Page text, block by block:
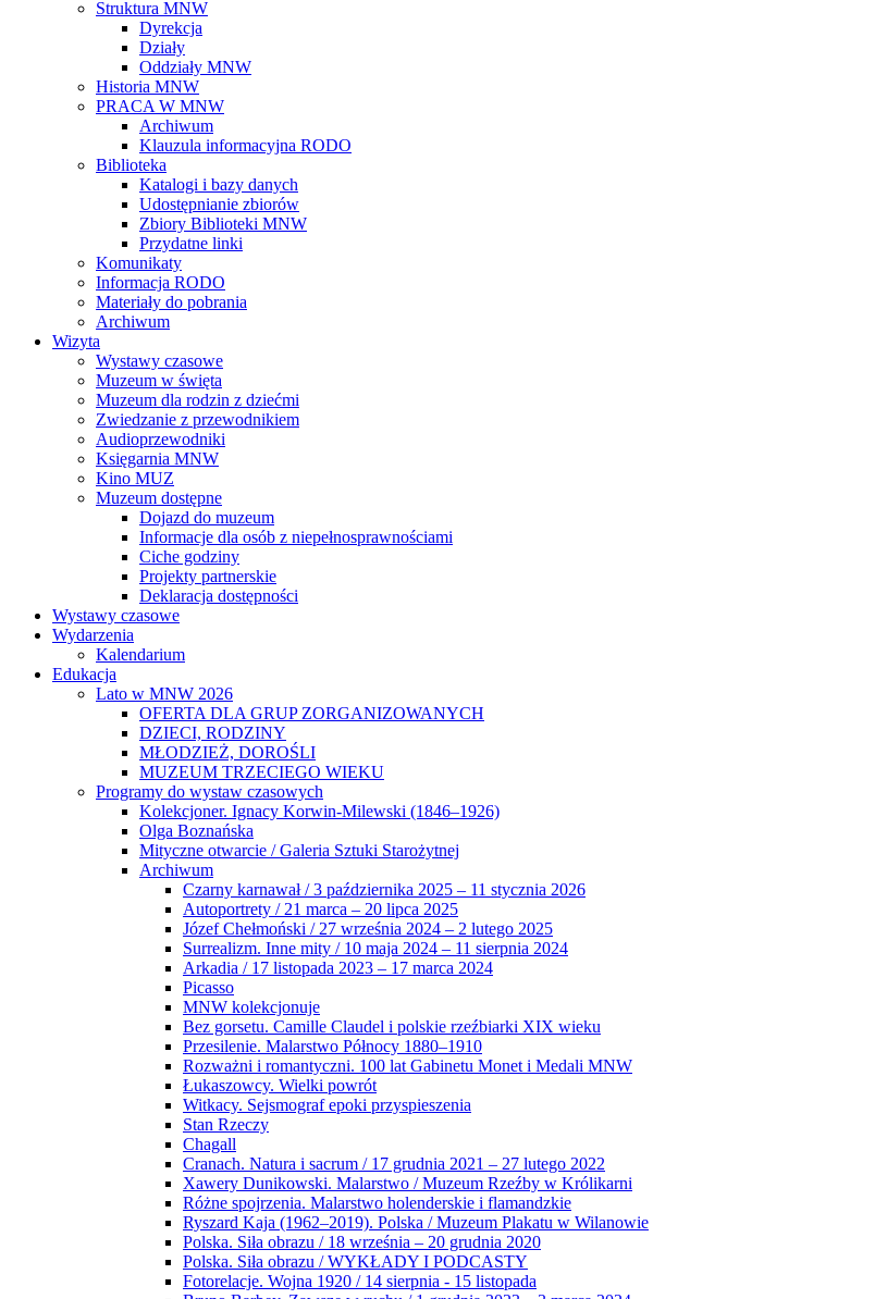
Struktura MNW
Dyrekcja
Działy
Oddziały MNW
Historia MNW
PRACA W MNW
Archiwum
Klauzula informacyjna RODO
Biblioteka
Katalogi i bazy danych
Udostępnianie zbiorów
Zbiory Biblioteki MNW
Przydatne linki
Komunikaty
Informacja RODO
Materiały do pobrania
Archiwum
Wizyta
Wystawy czasowe
Muzeum w święta
Muzeum dla rodzin z dziećmi
Zwiedzanie z przewodnikiem
Audioprzewodniki
Księgarnia MNW
Kino MUZ
Muzeum dostępne
Dojazd do muzeum
Informacje dla osób z niepełnosprawnościami
Ciche godziny
Projekty partnerskie
Deklaracja dostępności
Wystawy czasowe
Wydarzenia
Kalendarium
Edukacja
Lato w MNW 2026
OFERTA DLA GRUP ZORGANIZOWANYCH
DZIECI, RODZINY
MŁODZIEŻ, DOROŚLI
MUZEUM TRZECIEGO WIEKU
Programy do wystaw czasowych
Kolekcjoner. Ignacy Korwin-Milewski (1846–1926)
Olga Boznańska
Mityczne otwarcie / Galeria Sztuki Starożytnej
Archiwum
Czarny karnawał / 3 października 2025 – 11 stycznia 2026
Autoportrety / 21 marca – 20 lipca 2025
Józef Chełmoński / 27 września 2024 – 2 lutego 2025
Surrealizm. Inne mity / 10 maja 2024 – 11 sierpnia 2024
Arkadia / 17 listopada 2023 – 17 marca 2024
Picasso
MNW kolekcjonuje
Bez gorsetu. Camille Claudel i polskie rzeźbiarki XIX wieku
Przesilenie. Malarstwo Północy 1880–1910
Rozważni i romantyczni. 100 lat Gabinetu Monet i Medali MNW
Łukaszowcy. Wielki powrót
Witkacy. Sejsmograf epoki przyspieszenia
Stan Rzeczy
Chagall
Cranach. Natura i sacrum / 17 grudnia 2021 – 27 lutego 2022
Xawery Dunikowski. Malarstwo / Muzeum Rzeźby w Królikarni
Różne spojrzenia. Malarstwo holenderskie i flamandzkie
Ryszard Kaja (1962–2019). Polska / Muzeum Plakatu w Wilanowie
Polska. Siła obrazu / 18 września – 20 grudnia 2020
Polska. Siła obrazu / WYKŁADY I PODCASTY
Fotorelacje. Wojna 1920 / 14 sierpnia - 15 listopada